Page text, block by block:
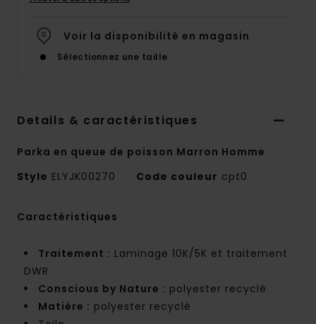
Voir la disponibilité en magasin
Sélectionnez une taille
Details & caractéristiques
Parka en queue de poisson Marron Homme
Style ELYJK00270 Code couleur cpt0
Caractéristiques
Traitement : Laminage 10K/5K et traitement
DWR
Conscious by Nature : polyester recyclé
Matière : polyester recyclé